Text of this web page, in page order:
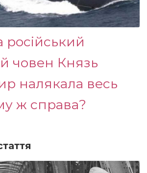
російський
човен Князь
налякала весь
ж справа?